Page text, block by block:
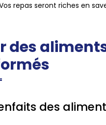
repas seront riches en
des
des